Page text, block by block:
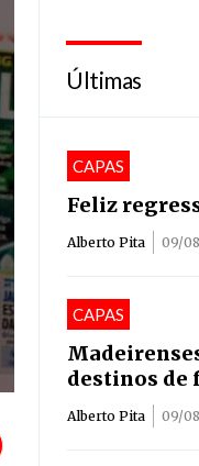
Últimas
CAPAS
Feliz
Alberto Pita 09/
CAPAS
destinos de
Alberto Pita 09/